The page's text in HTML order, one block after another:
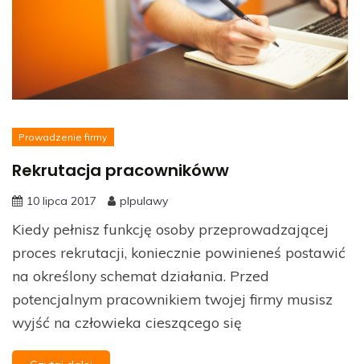
Prowadzenie firmy
Rekrutacja pracownikóww
10 lipca 2017 plpulawy
Kiedy pełnisz funkcję osoby przeprowadzającej
proces rekrutacji, koniecznie powinieneś postawić
na określony schemat działania. Przed
potencjalnym pracownikiem twojej firmy musisz
wyjść na człowieka cieszącego się